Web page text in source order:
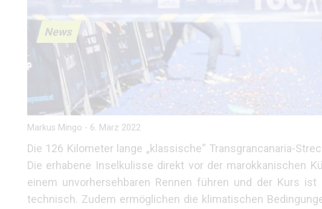
News
Markus Mingo - 6. März 2022
Die 126 Kilometer lange „klassische“ Transgrancanaria-
Die erhabene Inselkulisse direkt vor der marokkanischen
einem unvorhersehbaren Rennen führen und der Kurs
technisch. Zudem ermöglichen die klimatischen